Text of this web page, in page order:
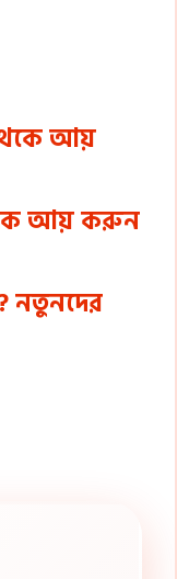
আয়
আয় করুন
নতুনদের